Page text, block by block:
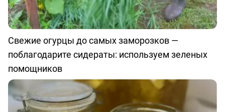
Свежие огурцы до самых заморозков —
поблагодарите сидераты: используем зеленых
помощников